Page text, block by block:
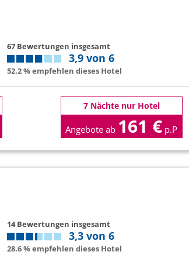
67 Bewertungen insgesamt
3,9 von 6
52.2 % empfehlen dieses Hotel
7 Nächte nur Hotel
Angebote ab 161 € p.P
14 Bewertungen insgesamt
3,3 von 6
28.6 % empfehlen dieses Hotel